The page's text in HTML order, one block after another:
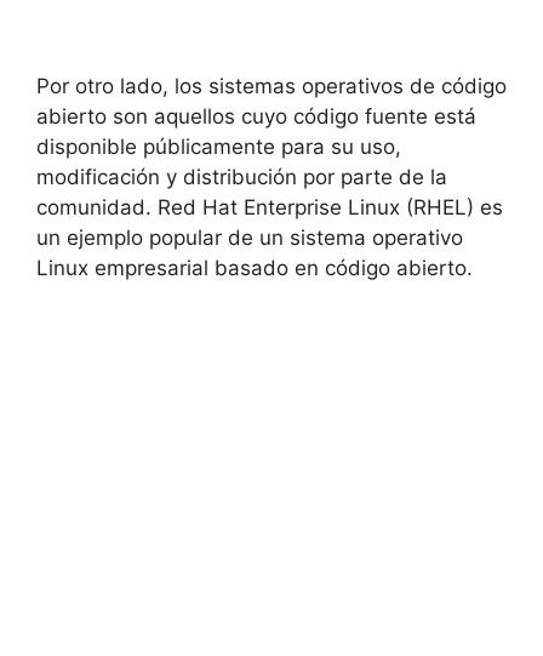
Por otro lado, los sistemas operativos de código
abierto son aquellos cuyo código fuente está
disponible públicamente para su uso,
modificación y distribución por parte de la
comunidad. Red Hat Enterprise Linux (RHEL) es
un ejemplo popular de un sistema operativo
Linux empresarial basado en código abierto.